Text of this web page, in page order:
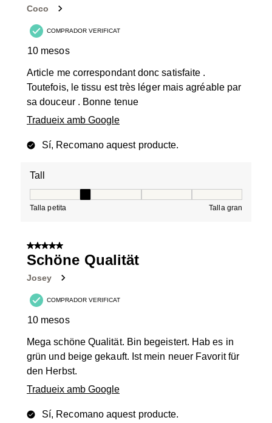
Coco
COMPRADOR VERIFICAT
10 mesos
Article me correspondant donc satisfaite .
Toutefois, le tissu est très léger mais agréable par
sa douceur . Bonne tenue
Tradueix amb Google
Sí, Recomano aquest producte.
Tall
Talla petita Talla gran
5 de 5 estrelles.
Schöne Qualität
Josey
COMPRADOR VERIFICAT
10 mesos
Mega schöne Qualität. Bin begeistert. Hab es in
grün und beige gekauft. Ist mein neuer Favorit für
den Herbst.
Tradueix amb Google
Sí, Recomano aquest producte.